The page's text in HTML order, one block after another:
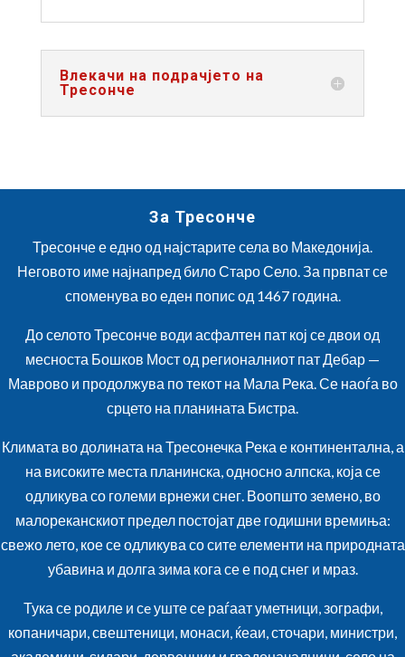
Влекачи на подрачјето на
Тресонче
За Тресонче
Тресонче е едно од најстарите села во Македонија.
Неговото име најнапред било Старо Село. За првпат се
споменува во еден попис од 1467 година.
До селото Тресонче води асфалтен пат кој се двои од
месноста Бошков Мост од регионалниот пат Дебар —
Маврово и продолжува по текот на Мала Река. Се наоѓа во
срцето на планината Бистра.
Климата во долината на Тресонечка Река е континентална, а
на високите места планинска, односно алпска, која се
одликува со големи врнежи снег. Воопшто земено, во
малореканскиот предел постојат две годишни времиња:
свежо лето, кое се одликува со сите елементи на природната
убавина и долга зима кога се е под снег и мраз.
Тука се родиле и сe уште се раѓаат уметници, зографи,
копаничари, свештеници, монаси, ќеаи, сточари, министри,